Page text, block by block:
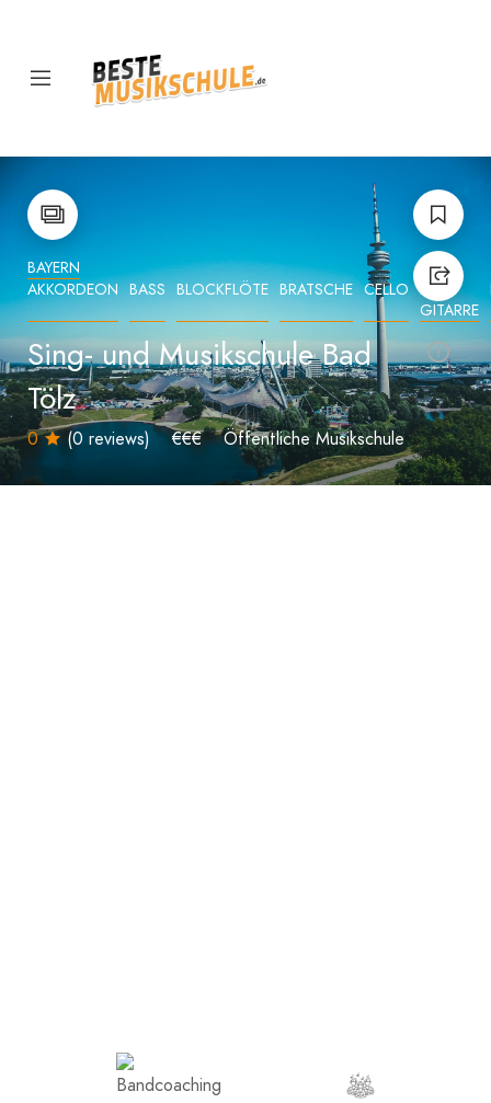
BAYERN
AKKORDEON BASS BLOCKFLÖTE BRATSCHE CELLO E-
GITARRE
Sing- und Musikschule Bad
Tölz
0 (0 reviews) €€€ Öffentliche Musikschule